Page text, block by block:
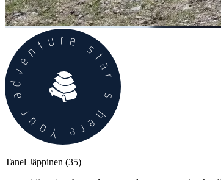
Tanel Jäppinen (35)